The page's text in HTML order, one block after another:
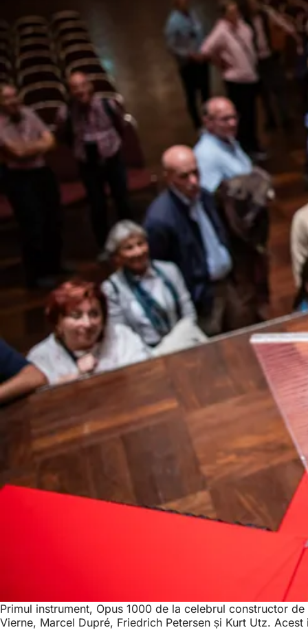
Primul instrument, Opus 1000 de la celebrul constructor
Vierne, Marcel Dupré, Friedrich Petersen și Kurt Utz.